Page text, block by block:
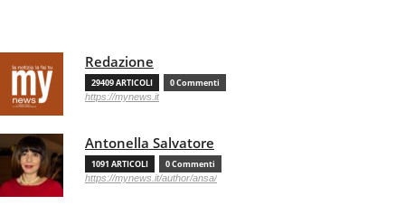
Redazione
29409 ARTICOLI 0 Commenti
https://mynews.it
Antonella Salvatore
1091 ARTICOLI 0 Commenti
https://mynews.it/author/ansa/